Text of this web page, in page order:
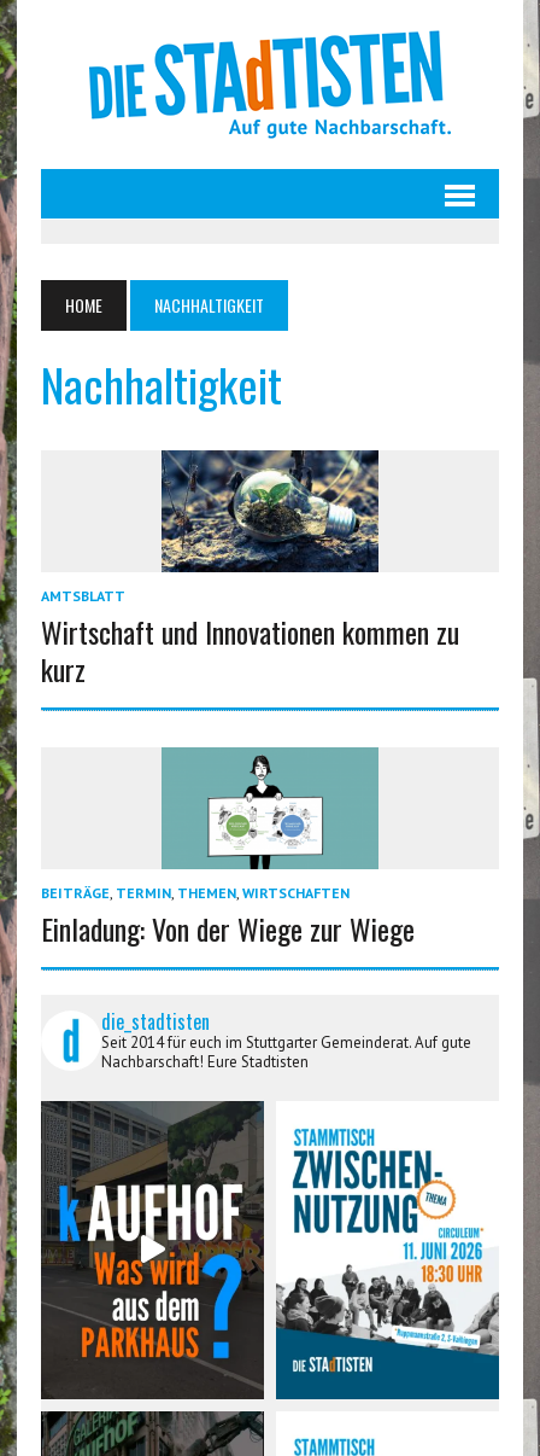
HOME NACHHALTIGKEIT
Nachhaltigkeit
AMTSBLATT
Wirtschaft und Innovationen kommen zu
kurz
BEITRÄGE, TERMIN, THEMEN, WIRTSCHAFTEN
Einladung: Von der Wiege zur Wiege
die_stadtisten
Seit 2014 für euch im Stuttgarter Gemeinderat. Auf gute
Nachbarschaft! Eure Stadtisten